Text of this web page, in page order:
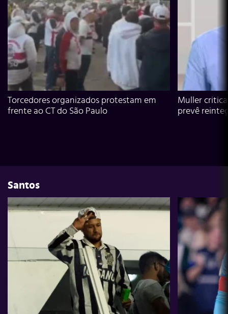
Torcedores organizados protestam em
frente ao CT do São Paulo
Muller
prevê
Santos